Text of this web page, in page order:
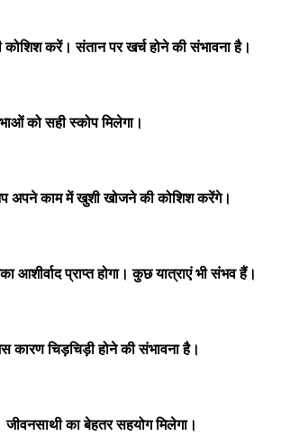
करें। संतान पर खर्च होने की संभावना है।
को सही स्कोप मिलेगा।
अपने काम में खुशी खोजने की कोशिश करेंगे।
प्राप्त होगा। कुछ यात्राएं भी संभव हैं।
चिड़चिड़ी होने की संभावना है।
का बेहतर सहयोग मिलेगा।